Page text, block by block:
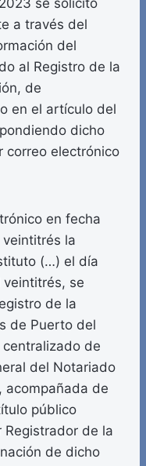
se solicitó
a través del
del
al Registro de la
de
en el artículo del
dicho
correo electrónico
en fecha
la
(…) el día
se
de la
de Puerto del
de
del Notariado
acompañada de
público
Registrador de la
de dicho